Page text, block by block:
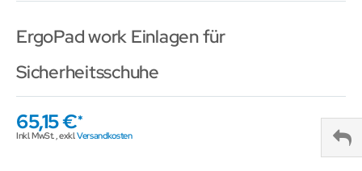
ErgoPad work Einlagen für
Sicherheitsschuhe
65,15 €
Inkl. MwSt.,exkl.Versandkosten